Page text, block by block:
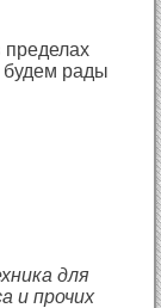
пределах
будем рады
для
и прочих